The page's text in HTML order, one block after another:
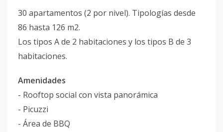
30 apartamentos (2 por nivel). Tipologías desde
86 hasta 126 m2.
Los tipos A de 2 habitaciones y los tipos B de 3
habitaciones.
Amenidades
- Rooftop social con vista panorámica
- Picuzzi
- Área de BBQ